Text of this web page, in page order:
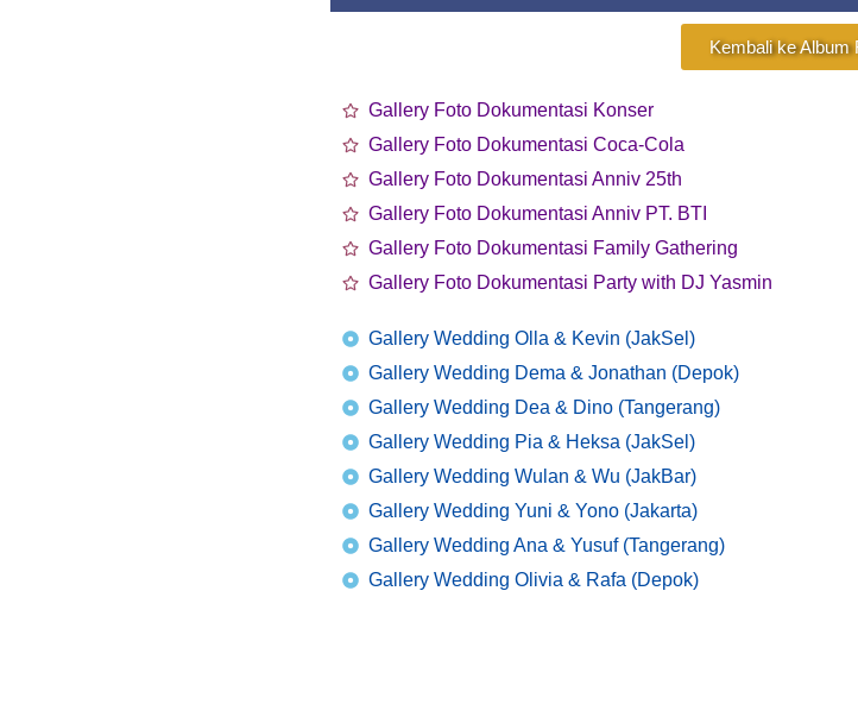
Kembali ke Album
Gallery Foto Dokumentasi Konser
Gallery Foto Dokumentasi Coca-Cola
Gallery Foto Dokumentasi Anniv 25th
Gallery Foto Dokumentasi Anniv PT. BTI
Gallery Foto Dokumentasi Family Gathering
Gallery Foto Dokumentasi Party with DJ Yasmin
Gallery Wedding Olla & Kevin (JakSel)
Gallery Wedding Dema & Jonathan (Depok)
Gallery Wedding Dea & Dino (Tangerang)
Gallery Wedding Pia & Heksa (JakSel)
Gallery Wedding Wulan & Wu (JakBar)
Gallery Wedding Yuni & Yono (Jakarta)
Gallery Wedding Ana & Yusuf (Tangerang)
Gallery Wedding Olivia & Rafa (Depok)